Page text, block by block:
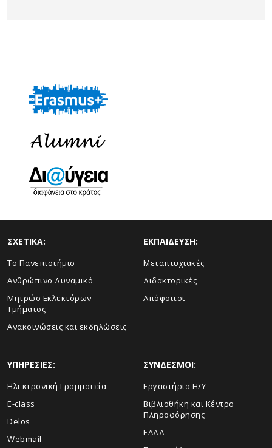
ΣΧΕΤΙΚΑ:
Το Πανεπιστήμιο
Ανθρώπινο Δυναμικό
Μητρώο Εκλεκτόρων
Τμήματος
Ανακοινώσεις και εκδηλώσεις
ΕΚΠΑΙΔΕΥΣΗ:
Μεταπτυχιακές
Διδακτορικές
Απόφοιτοι
ΥΠΗΡΕΣΙΕΣ:
Ηλεκτρονική Γραμματεία
E-class
Delos
Webmail
ΣΥΝΔΕΣΜΟΙ:
Εργαστήρια Η/Υ
Βιβλιοθήκη και Κέντρο
Πληροφόρησης
ΕΑΔΔ